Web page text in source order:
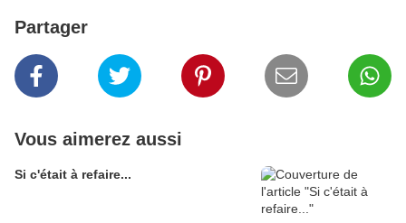
Partager
Vous aimerez aussi
Si c'était à refaire...